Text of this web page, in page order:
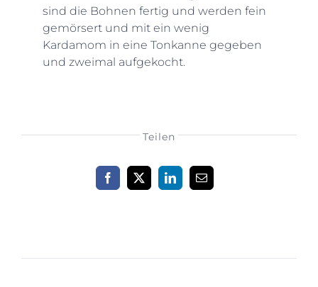
Teilen
sind die Bohnen fertig und werden fein
gemörsert und mit ein wenig
Kardamom in eine Tonkanne gegeben
und zweimal aufgekocht.